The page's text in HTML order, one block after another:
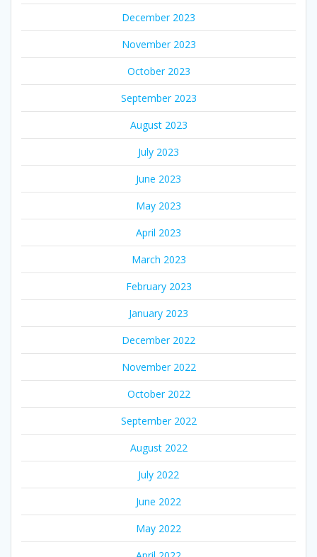
December 2023
November 2023
October 2023
September 2023
August 2023
July 2023
June 2023
May 2023
April 2023
March 2023
February 2023
January 2023
December 2022
November 2022
October 2022
September 2022
August 2022
July 2022
June 2022
May 2022